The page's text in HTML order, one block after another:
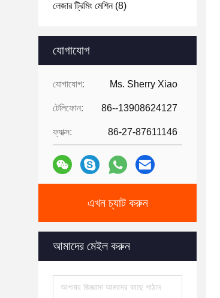
লেজার ট্রিমিং মেশিন(8)
যোগাযোগ
যোগাযোগ: Ms. Sherry Xiao
টেলিফোন: 86--13908624127
ফ্যাক্স: 86-27-87611146
এখন চ্যাট করুন
আমাদের মেইল করুন